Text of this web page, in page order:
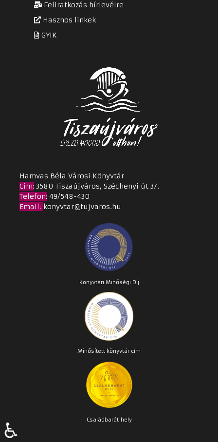
Feliratkozás hírlevélre
Hasznos linkek
GYIK
Hamvas Béla Városi Könyvtár
Cím: 3580 Tiszaújváros, Széchenyi út 37.
Telefon: 49/548-430
Email : konyvtar@tujvaros.hu
Könyvtári Minőségi Díj
Minősített könyvtár cím
Családbarát hely